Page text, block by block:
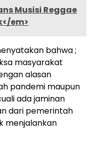
Musisi Reggae
em>
bahwa ;
masyarakat
alasan
pandemi maupun
ada jaminan
dari pemerintah
menjalankan